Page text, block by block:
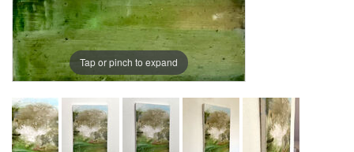
Tap or pinch to expand